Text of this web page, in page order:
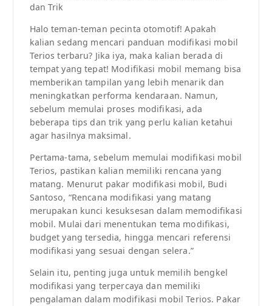
dan Trik
Halo teman-teman pecinta otomotif! Apakah
kalian sedang mencari panduan modifikasi mobil
Terios terbaru? Jika iya, maka kalian berada di
tempat yang tepat! Modifikasi mobil memang bisa
memberikan tampilan yang lebih menarik dan
meningkatkan performa kendaraan. Namun,
sebelum memulai proses modifikasi, ada
beberapa tips dan trik yang perlu kalian ketahui
agar hasilnya maksimal.
Pertama-tama, sebelum memulai modifikasi mobil
Terios, pastikan kalian memiliki rencana yang
matang. Menurut pakar modifikasi mobil, Budi
Santoso, “Rencana modifikasi yang matang
merupakan kunci kesuksesan dalam memodifikasi
mobil. Mulai dari menentukan tema modifikasi,
budget yang tersedia, hingga mencari referensi
modifikasi yang sesuai dengan selera.”
Selain itu, penting juga untuk memilih bengkel
modifikasi yang terpercaya dan memiliki
pengalaman dalam modifikasi mobil Terios. Pakar